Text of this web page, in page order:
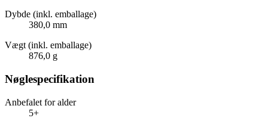
Dybde (inkl. emballage)
380,0 mm
Vægt (inkl. emballage)
876,0 g
Nøglespecifikation
Anbefalet for alder
5+